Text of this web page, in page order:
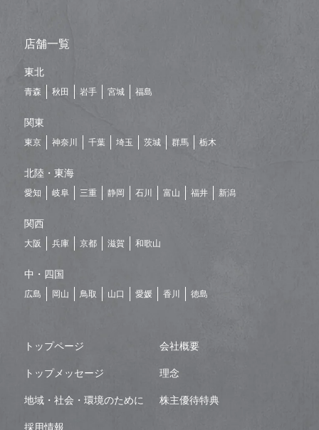
トップページ 会社概要
トップメッセージ 理念
地域・社会・環境のために 株主優待特典
採用情報
店舗一覧
東北
青森 秋田 岩手 宮城 福島
関東
東京 神奈川 千葉 埼玉 茨城 群馬 栃木
北陸・東海
愛知 岐阜 三重 静岡 石川 富山 福井 新潟
関西
大阪 兵庫 京都 滋賀 和歌山
中・四国
広島 岡山 鳥取 山口 愛媛 香川 徳島